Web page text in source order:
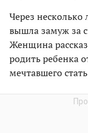
Через
вышла замуж за
Женщина
родить ребенка
мечтавшего